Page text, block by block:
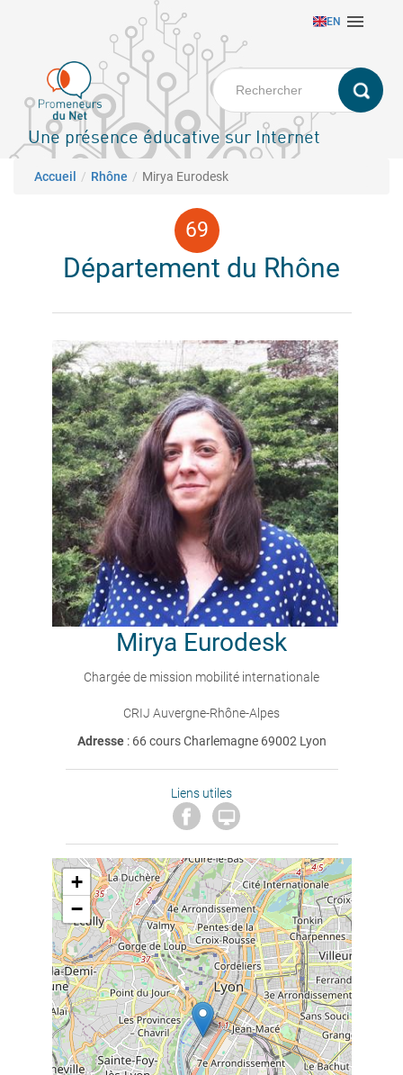
principal
EN 
Une présence éducative sur Internet
Fil d'Ariane
Accueil Rhône Mirya Eurodesk
Département du Rhône
Mirya Eurodesk
Chargée de mission mobilité internationale
CRIJ Auvergne-Rhône-Alpes
Adresse : 66 cours Charlemagne 69002 Lyon
Liens utiles

+
−